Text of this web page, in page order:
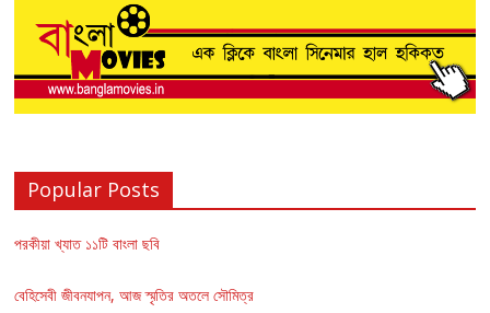
Popular Posts
পরকীয়া খ্যাত ১১টি বাংলা ছবি
বেহিসেবী জীবনযাপন, আজ স্মৃতির অতলে সৌমিত্র